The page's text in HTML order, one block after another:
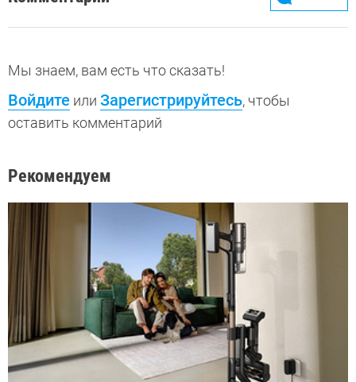
Мы знаем, вам есть что сказать!
Войдите или Зарегистрируйтесь, чтобы
оставить комментарий
Рекомендуем